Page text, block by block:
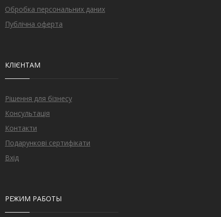
Обробка персональних даних
Публічна оферта
КЛІЄНТАМ
Рішення для бізнесу
Консультація
Контакти
Подарункові сертифікати
Вхід
РЕЖИМ РАБОТЫ